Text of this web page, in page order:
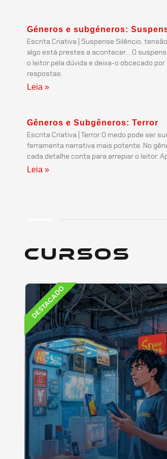
Géneros e subgéneros:
Escrita Criativa | Suspense Silêncio, tensão
algo está prestes a acontecer… O
o leitor pela dúvida e deixa-o obcecado por
respostas.
Leia »
Gêneros e Subgêneros: Terror
Escrita Criativa | Terror O medo pode ser
ferramenta narrativa mais potente. No
cada detalhe conta para arrepiar o leitor.
Leia »
Cursos
DESTACADO